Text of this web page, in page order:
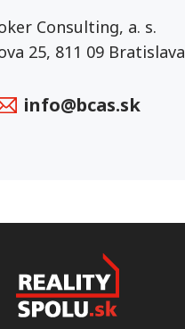
Consulting, a. s.
25, 811 09 Bratislava
info@bcas.sk